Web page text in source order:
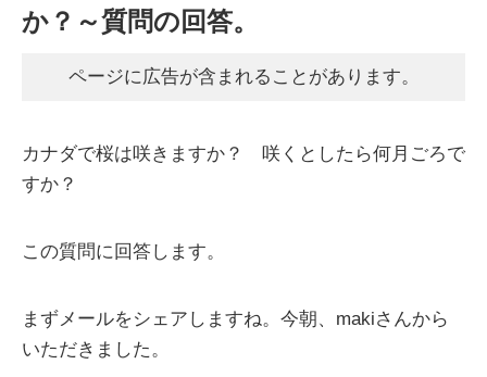
か？～質問の回答。
ページに広告が含まれることがあります。
カナダで桜は咲きますか？ 咲くとしたら何月ごろで
すか？
この質問に回答します。
まずメールをシェアしますね。今朝、makiさんから
いただきました。